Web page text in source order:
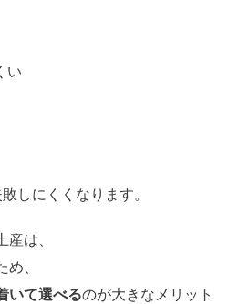
い
しにくくなります。
は、
、
いて選べるのが大きなメリット